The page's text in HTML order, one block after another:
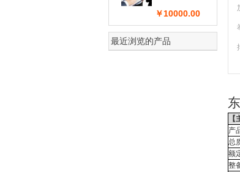
￥10000.00
最近浏览的产品
产
总
额
整